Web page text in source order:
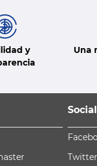
y
Una
Social
Twitter